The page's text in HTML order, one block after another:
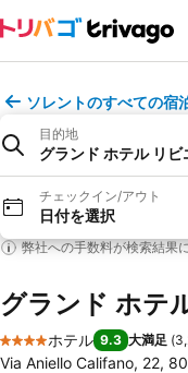
ソレントのすべての宿
目的地
グランド ホテル リビ
チェックイン/アウト
日付を選択
弊社への手数料が検索結果
グランド ホテ
4 ホテルのランク
ホテル 9.3 大満足 (
Via Aniello Califano, 22,